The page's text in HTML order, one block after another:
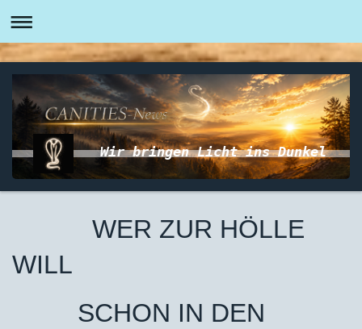
Wir bringen Licht ins Dunkel
WER ZUR HÖLLE
WILL
SCHON IN DEN